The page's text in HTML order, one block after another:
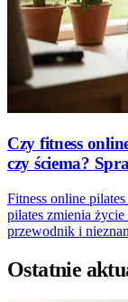
Czy fitness
czy ściema?
Fitness online
pilates zmienia
przewodnik i
Ostatnie